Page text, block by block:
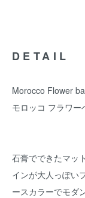
DETAIL
Morocco Flower
モロッコ フラワー
石膏でできたマッ
インが大人っぽい
ースカラーでモダ